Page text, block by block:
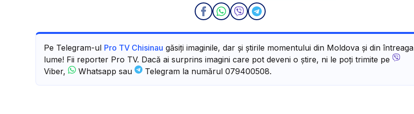
Pe Telegram-ul Pro TV Chisinau găsiți imaginile, dar și știrile momentului din Moldova și din întreaga
lume! Fii reporter Pro TV. Dacă ai surprins imagini care pot deveni o știre, ni le poți trimite pe
Viber,
Whatsapp sau Telegram la numărul 079400508.